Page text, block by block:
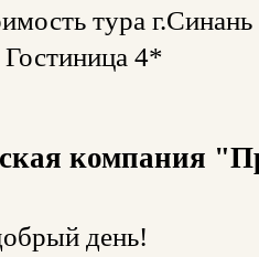
тура
Гостиница 4*
компания
день!